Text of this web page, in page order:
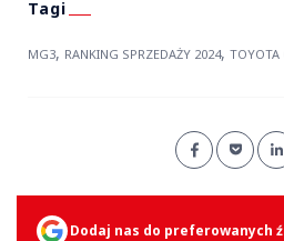
MG3, RANKING SPRZEDAŻY 2024, TOYOTA
Dodaj nas do preferowanych